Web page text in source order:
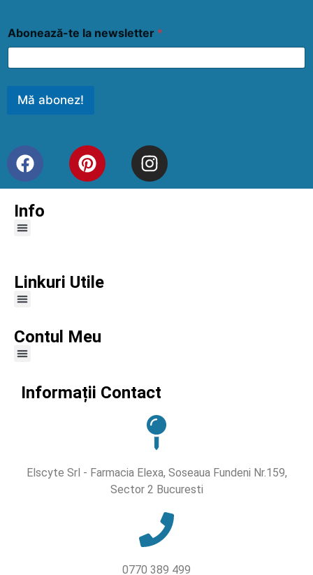
Abonează-te la newsletter *
Mă abonez!
Info
Linkuri Utile
Contul Meu
Informații Contact
Elscyte Srl - Farmacia Elexa, Soseaua Fundeni Nr.159,
Sector 2 Bucuresti
0770 389 499